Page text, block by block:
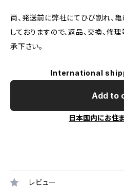
尚、発送前に弊社にてひび割れ、
しておりますので、返品、交換、
承下さい。
International
Add to
日本国内にお住
レビュー